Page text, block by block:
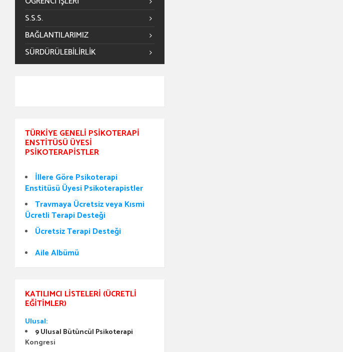
S.S.S.
BAĞLANTILARIMIZ
SÜRDÜRÜLEBILIRLIK
TÜRKIYE GENELI PSIKOTERAPI
ENSTITÜSÜ ÜYESI
PSIKOTERAPISTLER
İllere Göre Psikoterapi
Enstitüsü Üyesi Psikoterapistler
Travmaya Ücretsiz veya Kısmi
Ücretli Terapi Desteği
Ücretsiz Terapi Desteği
Aile Albümü
KATILIMCI LISTELERI (ÜCRETLI
EĞITIMLER)
Ulusal:
9 Ulusal Bütüncül Psikoterapi
Kongresi